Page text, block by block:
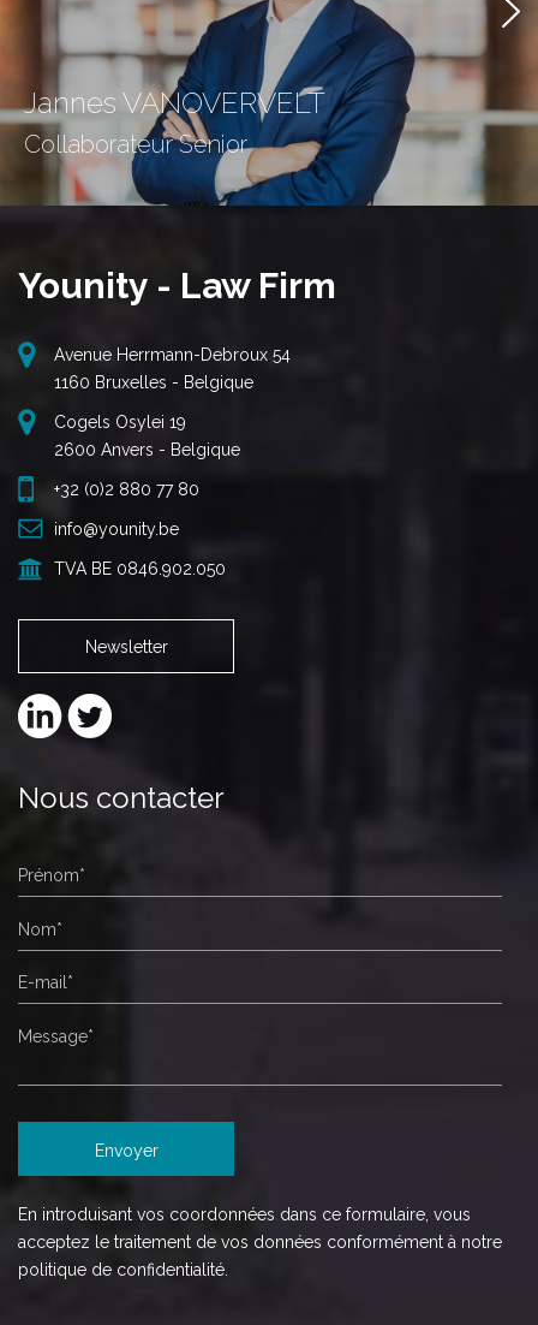
Jannes VANOVERVELT
Collaborateur Senior
Younity - Law Firm
Avenue Herrmann-Debroux 54
1160 Bruxelles - Belgique
Cogels Osylei 19
2600 Anvers - Belgique
+32 (0)2 880 77 80
info@younity.be
TVA BE 0846.902.050
Newsletter
Nous contacter
En introduisant vos coordonnées dans ce formulaire, vous
acceptez le traitement de vos données conformément à notre
politique de confidentialité.